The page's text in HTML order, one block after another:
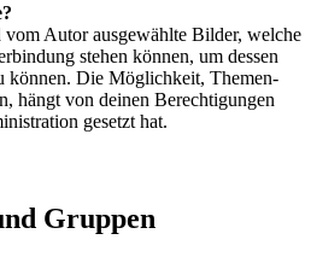
Autor ausgewählte Bilder, welche
stehen können, um dessen
können. Die Möglichkeit, Themen-
hängt von deinen Berechtigungen
gesetzt hat.
Gruppen